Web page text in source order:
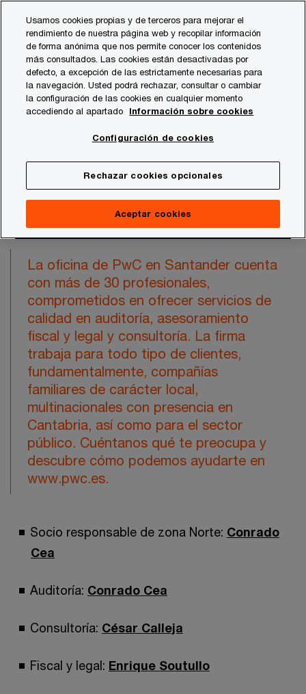
content
footer
Quiénes somos
Santander
¿Cómo podemos ayudarte?
La oficina de PwC en Santander cuenta
con más de 30 profesionales,
comprometidos en ofrecer servicios de
calidad en auditoría, asesoramiento
fiscal y legal y consultoría. La firma
trabaja para todo tipo de clientes,
fundamentalmente, compañías
familiares de carácter local,
multinacionales con presencia en
Cantabria, así como para el sector
público. Cuéntanos qué te preocupa y
descubre cómo podemos ayudarte en
www.pwc.es.
Socio responsable de zona Norte: Conrado
Cea
Auditoría: Conrado Cea
Consultoría: César Calleja
Fiscal y legal: Enrique Soutullo
Usamos cookies propias y de terceros para mejorar el
rendimiento de nuestra página web y recopilar información
de forma anónima que nos permite conocer los contenidos
más consultados. Las cookies están desactivadas por
defecto, a excepción de las estrictamente necesarias para
la navegación. Usted podrá rechazar, consultar o cambiar
la configuración de las cookies en cualquier momento
accediendo al apartado
Información sobre cookies
Configuración de cookies
Rechazar cookies opcionales
Aceptar cookies